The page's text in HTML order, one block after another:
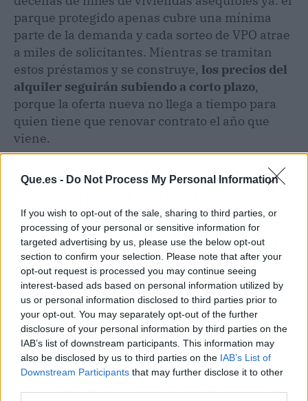
Que.es - Do Not Process My Personal Information
If you wish to opt-out of the sale, sharing to third parties, or
processing of your personal or sensitive information for
targeted advertising by us, please use the below opt-out
section to confirm your selection. Please note that after your
opt-out request is processed you may continue seeing
interest-based ads based on personal information utilized by
us or personal information disclosed to third parties prior to
your opt-out. You may separately opt-out of the further
disclosure of your personal information by third parties on the
IAB’s list of downstream participants. This information may
also be disclosed by us to third parties on the IAB’s List of
Downstream Participants that may further disclose it to other
parque protegido apenas cubre una mínima
parte de la demanda y cada sorteo de VPO atrae
a miles de solicitantes. Mientras se tramitan
estos préstamos y se construye, los precios del
alquiler seguirán subiendo a corto plazo,
porque la oferta nueva no llega a tiempo para
quien tiene que renovar contrato el año que
viene.
CONSTRUIR 4.500
TARDA, PERO CADA EURO
EUROPEO ES UN PASO PARA
QUE LA PRÓXIMA
GENERACIÓN NO TENGA
QUE IRSE DE CATALUÑA.
La buena noticia es que la financiación europea
se ha convertido en un pilar para acelerar la